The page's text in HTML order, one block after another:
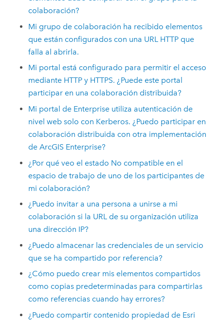
colaboración?
Mi grupo de colaboración ha recibido elementos
que están configurados con una URL HTTP que
falla al abrirla.
Mi portal está configurado para permitir el acceso
mediante HTTP y HTTPS. ¿Puede este portal
participar en una colaboración distribuida?
Mi portal de Enterprise utiliza autenticación de
nivel web solo con Kerberos. ¿Puedo participar en
colaboración distribuida con otra implementación
deArcGIS Enterprise?
¿Por qué veo el estado No compatible en el
espacio de trabajo de uno de los participantes de
mi colaboración?
¿Puedo invitar a una persona a unirse a mi
colaboración si la URL de su organización utiliza
una dirección IP?
¿Puedo almacenar las credenciales de un servicio
que se ha compartido por referencia?
¿Cómo puedo crear mis elementos compartidos
como copias predeterminadas para compartirlas
como referencias cuando hay errores?
¿Puedo compartir contenido propiedad de Esri